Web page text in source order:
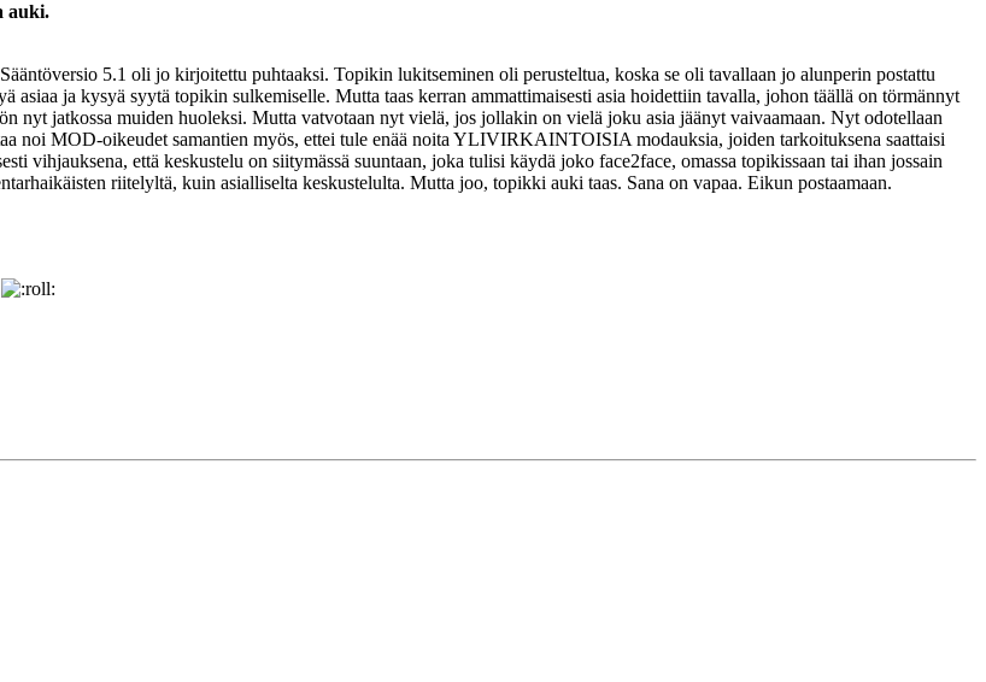
auki.
5.1 oli jo kirjoitettu puhtaaksi. Topikin lukitseminen oli perusteltua, koska se oli tavallaan jo alunperin postattu
asiaa ja kysyä syytä topikin sulkemiselle. Mutta taas kerran ammattimaisesti asia hoidettiin tavalla, johon täällä on törmännyt
nyt jatkossa muiden huoleksi. Mutta vatvotaan nyt vielä, jos jollakin on vielä joku asia jäänyt vaivaamaan. Nyt odotellaan
noi MOD-oikeudet samantien myös, ettei tule enää noita YLIVIRKAINTOISIA modauksia, joiden tarkoituksena saattaisi
vihjauksena, että keskustelu on siitymässä suuntaan, joka tulisi käydä joko face2face, omassa topikissaan tai ihan jossain
riitelyltä, kuin asialliselta keskustelulta. Mutta joo, topikki auki taas. Sana on vapaa. Eikun postaamaan.